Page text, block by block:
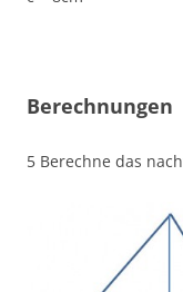
Berechnungen
5 Berechne das